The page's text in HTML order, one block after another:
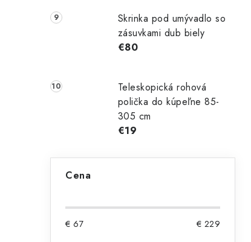
Skrinka pod umývadlo so
zásuvkami dub biely
€80
Teleskopická rohová
polička do kúpeľne 85-
305 cm
€19
Cena
€ 67 € 229